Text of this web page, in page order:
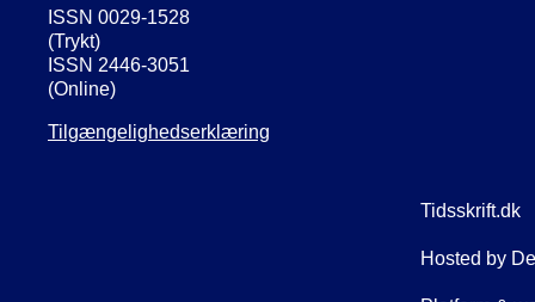
ISSN 0029-1528
(Trykt)
ISSN 2446-3051
(Online)
Tilgængelighedserklæring